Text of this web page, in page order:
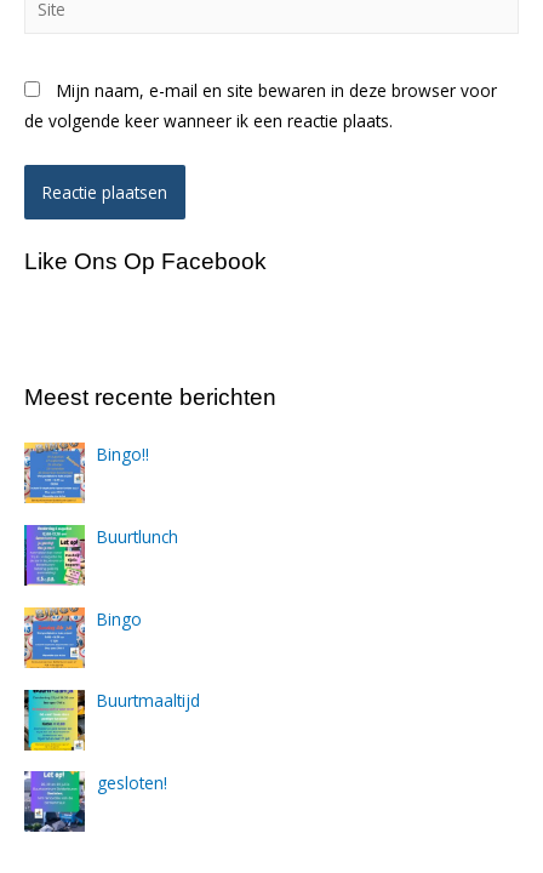
Mijn naam, e-mail en site bewaren in deze browser voor
de volgende keer wanneer ik een reactie plaats.
Like Ons Op Facebook
Meest recente berichten
Bingo!!
Buurtlunch
Bingo
Buurtmaaltijd
gesloten!